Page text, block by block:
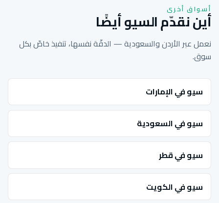
أسواق أخرى
أين نقدّم السيو أيضًا
نعمل عبر الأردن والسعودية — الدقّة نفسها، تنفيذ خاصّ بكل
سوق.
سيو في الإمارات
سيو في السعودية
سيو في قطر
سيو في الكويت